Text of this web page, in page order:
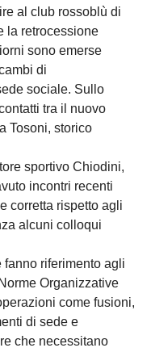
al club rossoblù di
la retrocessione
sono emerse
di
sociale. Sullo
tra il nuovo
Tosoni, storico
sportivo Chiodini,
incontri recenti
corretta rispetto agli
alcuni colloqui
riferimento agli
Organizzative
come fusioni,
di sede e
che necessitano